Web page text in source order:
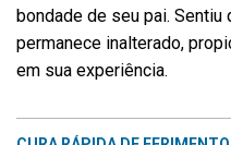
bondade de seu pai.
permanece inalterado,
em sua experiência.